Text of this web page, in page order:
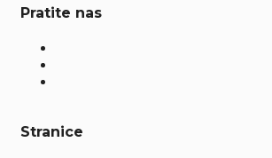
Pratite nas
Stranice